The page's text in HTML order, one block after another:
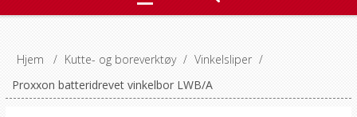
Hjem / Kutte- og boreverktøy / Vinkelsliper /
Proxxon batteridrevet vinkelbor LWB/A